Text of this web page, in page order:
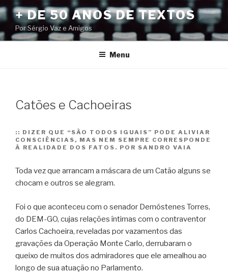
Pular
para
o
conteúdo
+ DE 50 ANOS DE TEXTOS
Por Sérgio Vaz e Amigos
Menu
Catões e Cachoeiras
:: DIZER QUE “SÃO TODOS IGUAIS” PODE ALIVIAR
CONSCIÊNCIAS, MAS NEM SEMPRE CORRESPONDE
À REALIDADE DOS FATOS. POR SANDRO VAIA
Toda vez que arrancam a máscara de um Catão alguns se
chocam e outros se alegram.
Foi o que aconteceu com o senador Demóstenes Torres,
do DEM-GO, cujas relações íntimas com o contraventor
Carlos Cachoeira, reveladas por vazamentos das
gravações da Operação Monte Carlo, derrubaram o
queixo de muitos dos admiradores que ele amealhou ao
longo de sua atuação no Parlamento.